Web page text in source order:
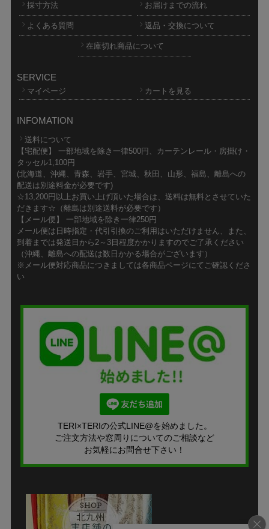
採寸方法 お届けまでの流れ
よくある質問 返品・交換について
在庫切れ商品について
SERVICE
マイページ カートを見る
INFOMATION
送料について
【宅配便】 一部地域を除き一律500円、カーテンレール・房掛け・
タッセル1,100円
(北海道、沖縄、青森、岩手、宮城、秋田、山形、福島、離島への
配送は別途料金が必要です)
☆13,200円以上お買い上げ頂いた場合は、送料は無料とさせていた
だきます☆（離島は別途送料が必要です）
【メール便】 一部地域を除き一律250円
メール便は日時指定・代引引換のご利用はいただけません、また、
到着までは発送日から2～3日程度かかりますのでご了承ください
（沖縄、離島への配送は数日かかる場合がございます）
※メール便対応商品につきましては各商品ページにてご確認くださ
い
TERI×TERIの公式LINE@を始めました。
ご注文方法や窓周りについてのご相談など
お気軽にお問合せ下さい！